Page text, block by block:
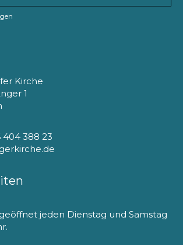
Kirche
1
404 388 23
jeden Dienstag und Samstag